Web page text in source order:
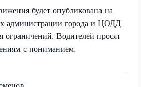
будет опубликована на
администрации города и ЦОДД
ограничений. Водителей просят
с пониманием.